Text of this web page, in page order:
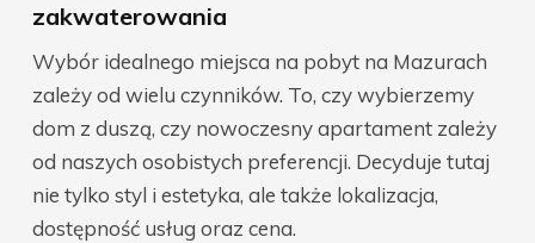
zakwaterowania
Wybór idealnego miejsca na pobyt na Mazurach
zależy od wielu czynników. To, czy wybierzemy
dom z duszą, czy nowoczesny apartament zależy
od naszych osobistych preferencji. Decyduje tutaj
nie tylko styl i estetyka, ale także lokalizacja,
dostępność usług oraz cena.